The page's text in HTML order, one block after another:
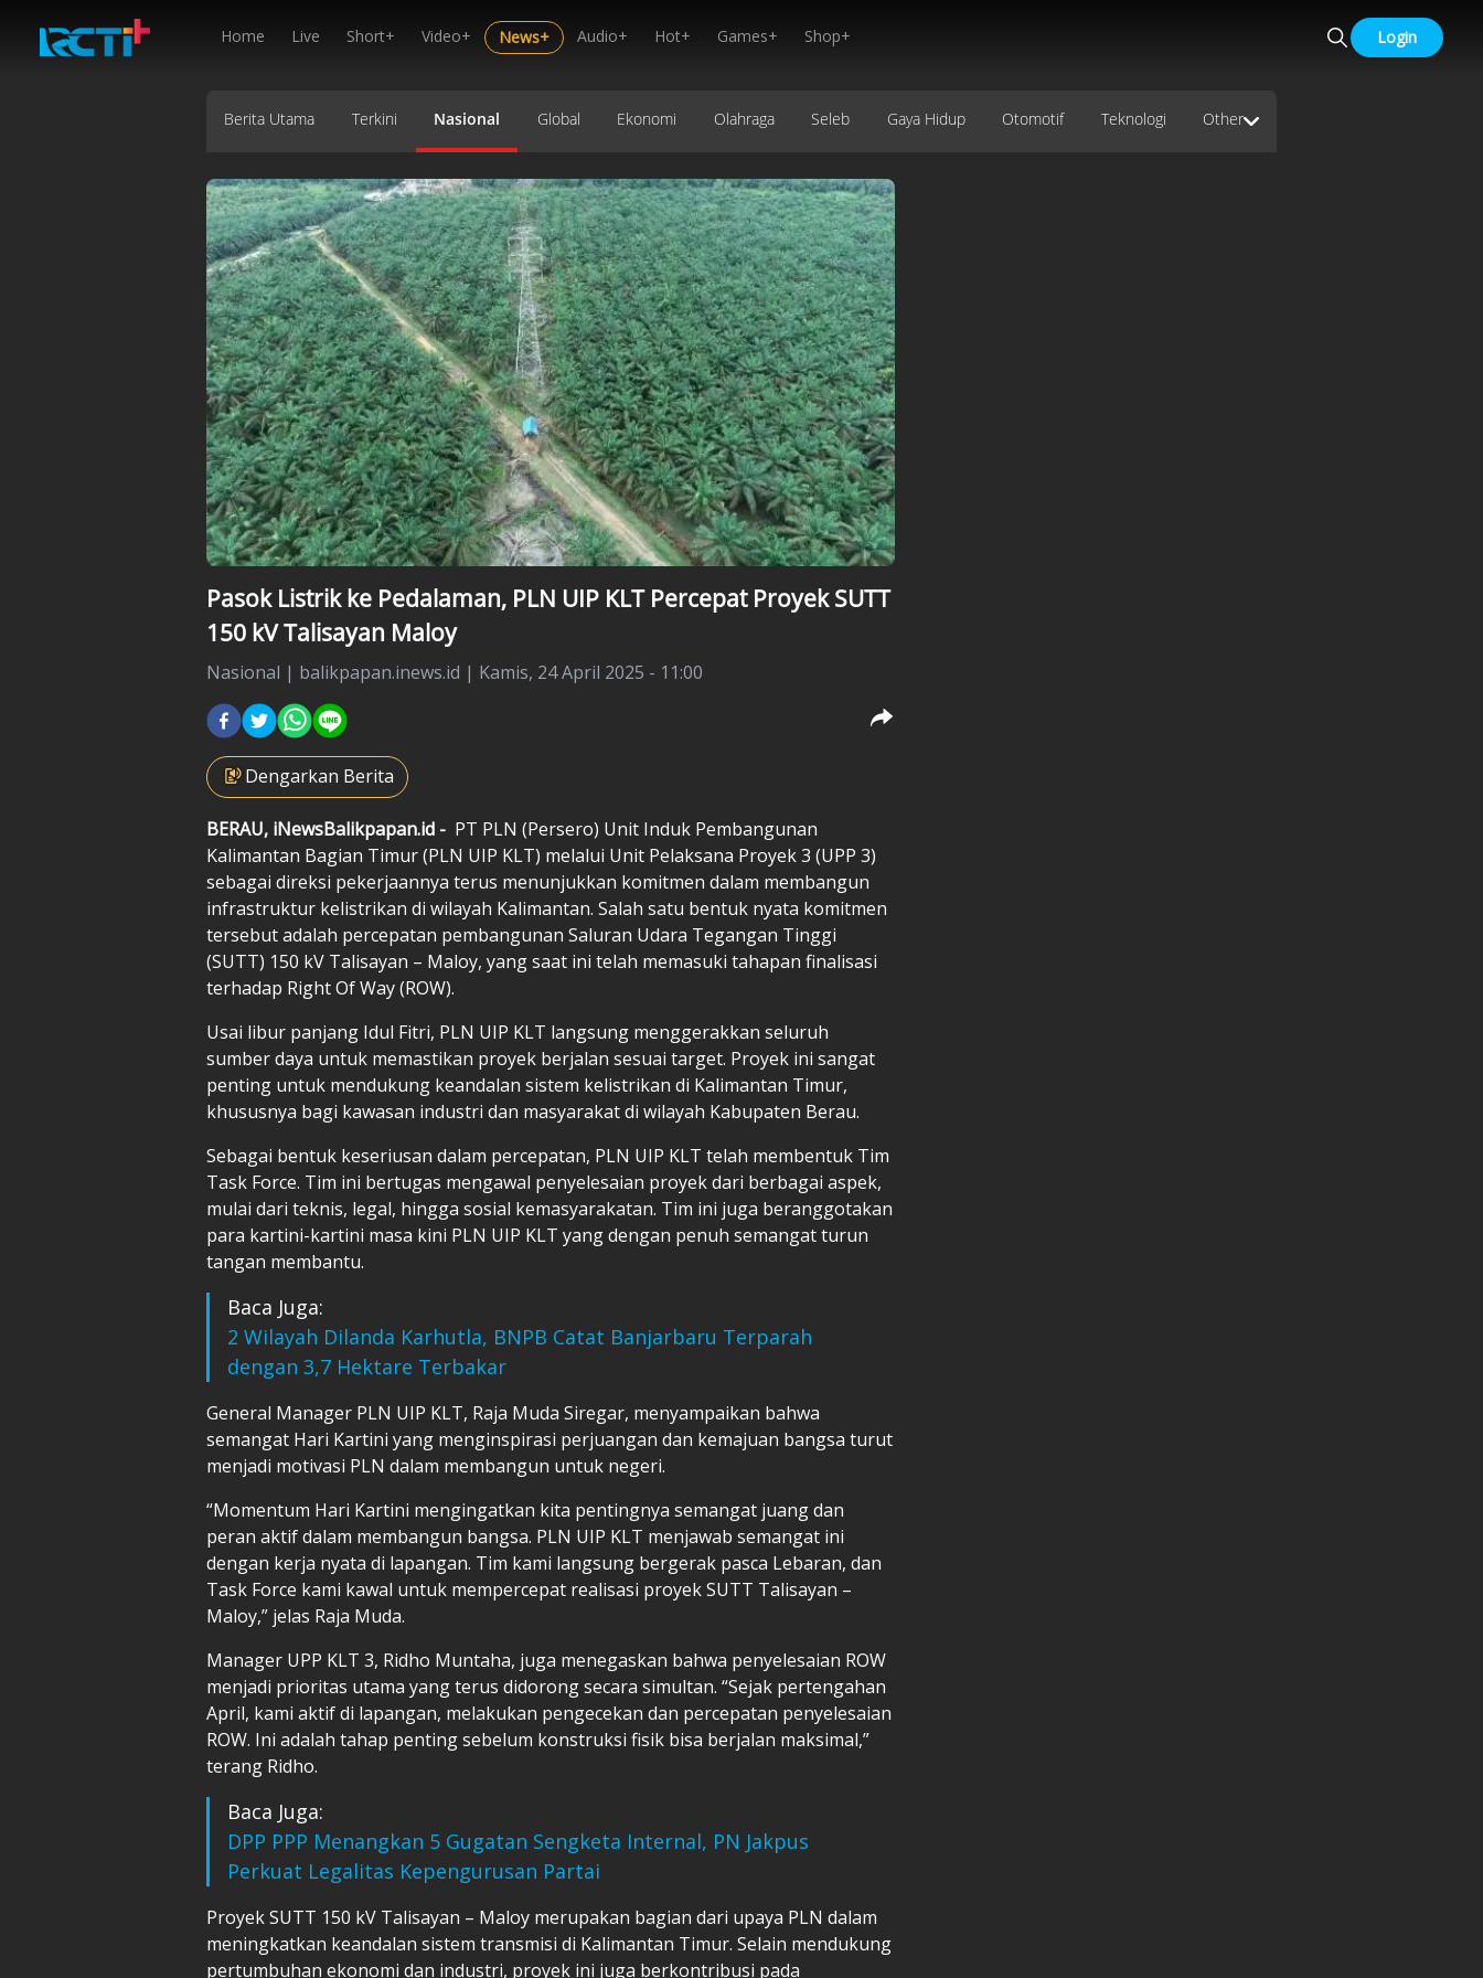
Home Live Short+ Video+ News+ Audio+ Hot+ Games+ Shop+ Login
Berita Utama Terkini Nasional Global Ekonomi Olahraga Seleb Gaya Hidup Otomotif Teknologi Other
Pasok Listrik ke Pedalaman, PLN UIP KLT Percepat Proyek SUTT
150 kV Talisayan Maloy
Nasional | balikpapan.inews.id | Kamis, 24 April 2025 - 11:00
Dengarkan Berita
BERAU, iNewsBalikpapan.id - PT PLN (Persero) Unit Induk Pembangunan
Kalimantan Bagian Timur (PLN UIP KLT) melalui Unit Pelaksana Proyek 3 (UPP 3)
sebagai direksi pekerjaannya terus menunjukkan komitmen dalam membangun
infrastruktur kelistrikan di wilayah Kalimantan. Salah satu bentuk nyata komitmen
tersebut adalah percepatan pembangunan Saluran Udara Tegangan Tinggi
(SUTT) 150 kV Talisayan – Maloy, yang saat ini telah memasuki tahapan finalisasi
terhadap Right Of Way (ROW).
Usai libur panjang Idul Fitri, PLN UIP KLT langsung menggerakkan seluruh
sumber daya untuk memastikan proyek berjalan sesuai target. Proyek ini sangat
penting untuk mendukung keandalan sistem kelistrikan di Kalimantan Timur,
khususnya bagi kawasan industri dan masyarakat di wilayah Kabupaten Berau.
Sebagai bentuk keseriusan dalam percepatan, PLN UIP KLT telah membentuk Tim
Task Force. Tim ini bertugas mengawal penyelesaian proyek dari berbagai aspek,
mulai dari teknis, legal, hingga sosial kemasyarakatan. Tim ini juga beranggotakan
para kartini-kartini masa kini PLN UIP KLT yang dengan penuh semangat turun
tangan membantu.
Baca Juga:
2 Wilayah Dilanda Karhutla, BNPB Catat Banjarbaru Terparah
dengan 3,7 Hektare Terbakar
General Manager PLN UIP KLT, Raja Muda Siregar, menyampaikan bahwa
semangat Hari Kartini yang menginspirasi perjuangan dan kemajuan bangsa turut
menjadi motivasi PLN dalam membangun untuk negeri.
“Momentum Hari Kartini mengingatkan kita pentingnya semangat juang dan
peran aktif dalam membangun bangsa. PLN UIP KLT menjawab semangat ini
dengan kerja nyata di lapangan. Tim kami langsung bergerak pasca Lebaran, dan
Task Force kami kawal untuk mempercepat realisasi proyek SUTT Talisayan –
Maloy,” jelas Raja Muda.
Manager UPP KLT 3, Ridho Muntaha, juga menegaskan bahwa penyelesaian ROW
menjadi prioritas utama yang terus didorong secara simultan. “Sejak pertengahan
April, kami aktif di lapangan, melakukan pengecekan dan percepatan penyelesaian
ROW. Ini adalah tahap penting sebelum konstruksi fisik bisa berjalan maksimal,”
terang Ridho.
Baca Juga:
DPP PPP Menangkan 5 Gugatan Sengketa Internal, PN Jakpus
Perkuat Legalitas Kepengurusan Partai
Proyek SUTT 150 kV Talisayan – Maloy merupakan bagian dari upaya PLN dalam
meningkatkan keandalan sistem transmisi di Kalimantan Timur. Selain mendukung
pertumbuhan ekonomi dan industri, proyek ini juga berkontribusi pada